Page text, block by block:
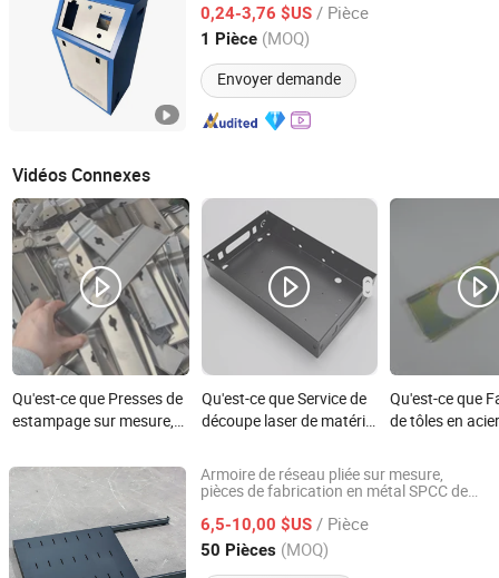
0,24-3,76 $US / Pièce
1 Pièce (MOQ)
Envoyer demande
Jiangsu, China Depuis 2018
Vidéos Connexes
Qu'est-ce que Presses de
estampage sur mesure,
service de découpe laser
Qu'est-ce que Service de
découpe laser de matériel
OEM, traitement de tôle
Qu'est-ce que
de tôles en
bobine
Armoire de réseau pliée sur mesure,
pièces de fabrication en métal SPCC de
6,5-10,00 $US / Pièce
50 Pièces (MOQ)
Guangdong Dingling Intelligent Technology Co., Ltd.
Guangdong, China Depuis 2025